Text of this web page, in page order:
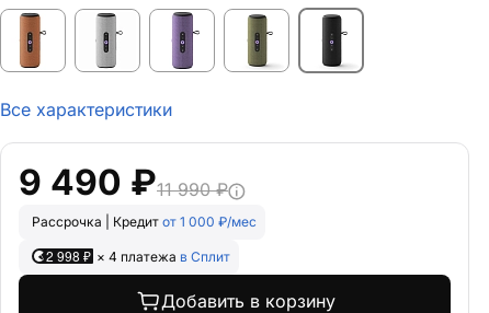
Все характеристики
9 490 ₽11 990 ₽
Рассрочка | Кредит от 1 000 ₽/мес
2 998 ₽ × 4 платежа в Сплит
Добавить в корзину